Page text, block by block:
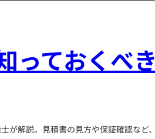
っておくべ
解説。見積書の見方や保証確認など